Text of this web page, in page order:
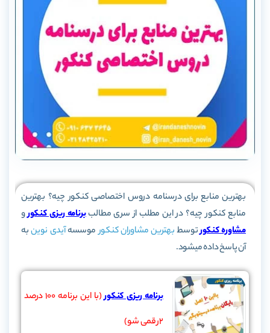
بهترین منابع برای درسنامه دروس اختصاصی کنکور چیه؟ بهترین
منابع کنکور چیه؟ در این مطلب از سری مطالببرنامه ریزی کنکورو
مشاوره کنکورتوسطبهترین مشاوران کنکورموسسهآیدی نوینبه
آن پاسخ داده میشود.
برنامه ریزی کنکور
(با این برنامه 100 درصد
2رقمی شو)